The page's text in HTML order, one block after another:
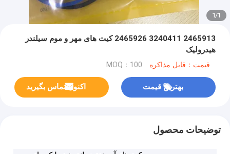
1
/
1
2465913 3240411 2465926 کیت های مهر و موم سیلندر
هیدرولیک
قیمت：قابل مذاکره MOQ：100
بهترین قیمت اکنون تماس بگیرید
توضیحات محصول